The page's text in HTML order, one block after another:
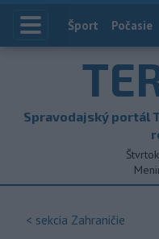
Index
Šport Počasie
Spravodajský portál
Štvrtok
< sekcia Zahraničie